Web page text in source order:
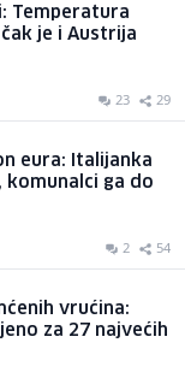
Temperatura
je i Austrija
23 29
eura: Italijanka
ga do
2 54
vrućina:
za 27 najvećih